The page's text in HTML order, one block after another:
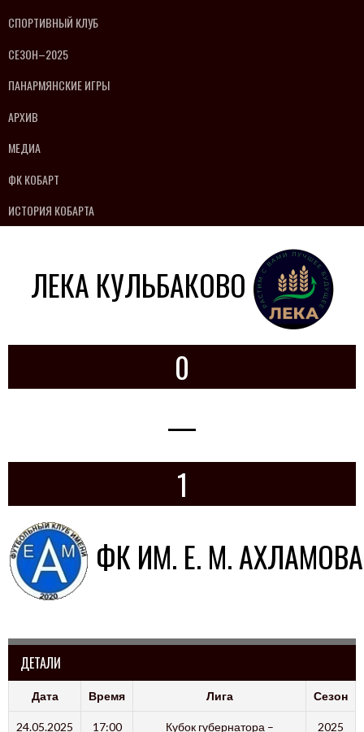
СПОРТИВНЫЙ КЛУБ
СЕЗОН–2025
ПАНАРМЯНСКИЕ ИГРЫ
АРХИВ
МЕДИА
ФК КОБАРТ
ИСТОРИЯ КОБАРТА
ЛЕКА КУЛЬБАКОВО
0
—
1
ФК ИМ. Е. М.
ДЕТАЛИ
Дата Время Лига Сезон
24.05.2025 17:00
Кубок губернатора –
2025